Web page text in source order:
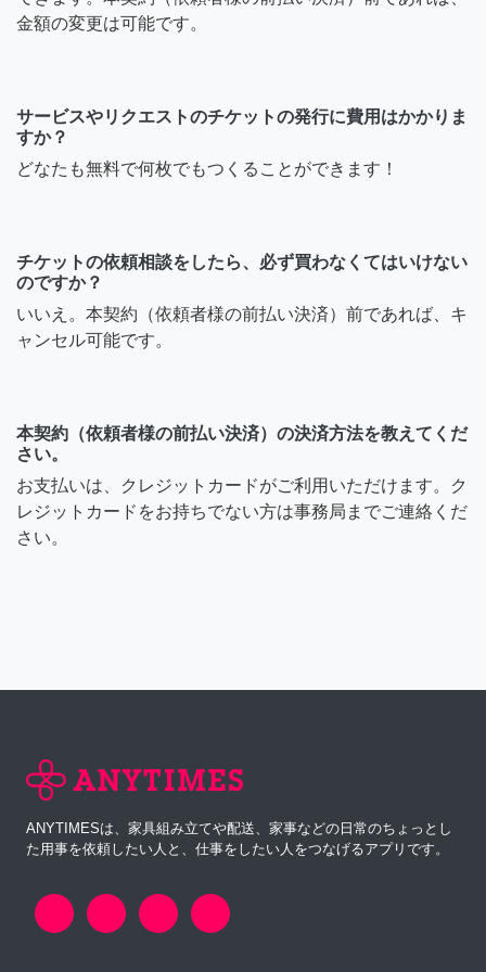
金額の変更は可能です。
サービスやリクエストのチケットの発行に費用はかかりま
すか？
どなたも無料で何枚でもつくることができます！
チケットの依頼相談をしたら、必ず買わなくてはいけない
のですか？
いいえ。本契約（依頼者様の前払い決済）前であれば、キ
ャンセル可能です。
本契約（依頼者様の前払い決済）の決済方法を教えてくだ
さい。
お支払いは、クレジットカードがご利用いただけます。ク
レジットカードをお持ちでない方は事務局までご連絡くだ
さい。
ANYTIMESは、家具組み立てや配送、家事などの日常のちょっとし
た用事を依頼したい人と、仕事をしたい人をつなげるアプリです。